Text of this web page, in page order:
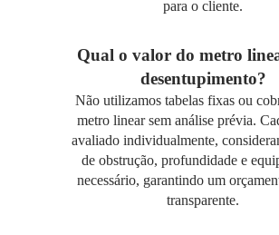
para o cliente.
Qual o valor do metro
desentupimento?
Não utilizamos tabelas fixas ou
metro linear sem análise prévia.
avaliado individualmente,
de obstrução, profundidade e
necessário, garantindo um
transparente.